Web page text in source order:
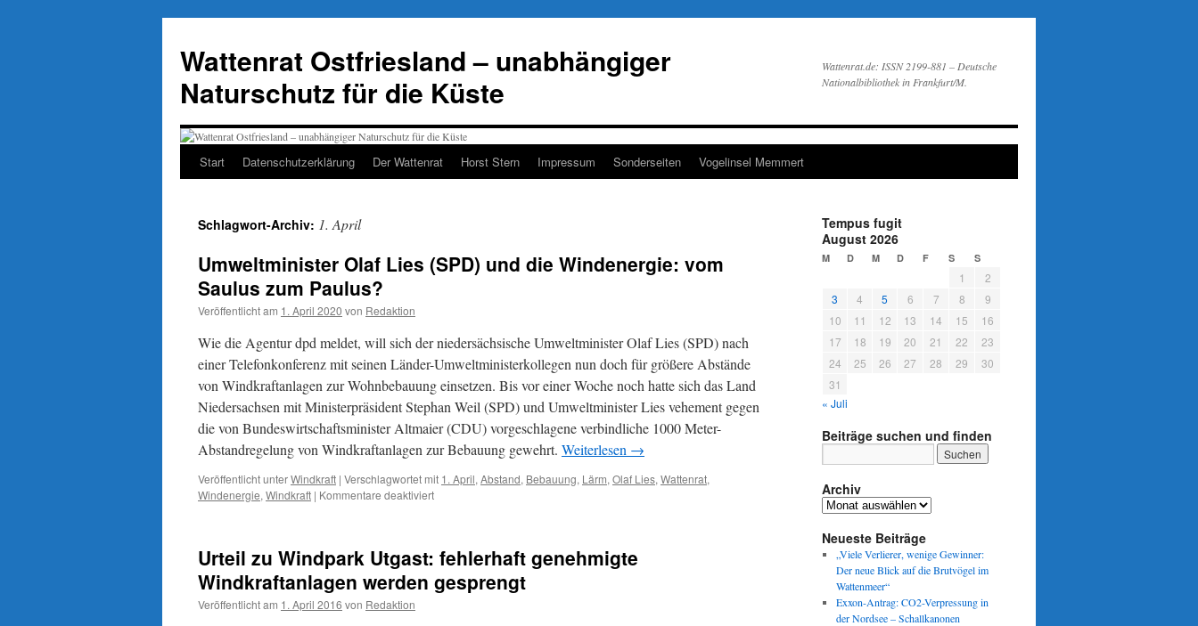
springen
Wattenrat Ostfriesland – unabhängiger
Naturschutz für die Küste
Wattenrat.de: ISSN 2199-881 – Deutsche
Nationalbibliothek in Frankfurt/M.
Start Datenschutzerklärung Der Wattenrat Horst Stern Impressum Sonderseiten Vogelinsel Memmert
Schlagwort-Archiv: 1. April
Umweltminister Olaf Lies (SPD) und die Windenergie: vom
Saulus zum Paulus?
Veröffentlicht am 1. April 2020 von Redaktion
Wie die Agentur dpd meldet, will sich der niedersächsische Umweltminister Olaf Lies (SPD) nach
einer Telefonkonferenz mit seinen Länder-Umweltministerkollegen nun doch für größere Abstände
von Windkraftanlagen zur Wohnbebauung einsetzen. Bis vor einer Woche noch hatte sich das Land
Niedersachsen mit Ministerpräsident Stephan Weil (SPD) und Umweltminister Lies vehement gegen
die von Bundeswirtschaftsminister Altmaier (CDU) vorgeschlagene verbindliche 1000 Meter-
Abstandregelung von Windkraftanlagen zur Bebauung gewehrt. Weiterlesen →
Veröffentlicht unterWindkraft | Verschlagwortet mit 1. April, Abstand, Bebauung, Lärm, Olaf Lies, Wattenrat,
Windenergie, Windkraft | Kommentare deaktiviertfür
(SPD)
die
Urteil zu Windpark Utgast: fehlerhaft genehmigte
Windkraftanlagen werden gesprengt
Veröffentlicht am 1. April 2016 von Redaktion
Tempus fugit
August 2026
M D M D F S S
1
2
3
4 5 6 7 8
9
10
11 12 13 14 15
16
17
18 19 20 21 22
23
24
25 26 27 28 29
30
31
« Juli
Beiträge suchen und finden
Archiv
Archiv
Neueste Beiträge
„Viele Verlierer, wenige Gewinner:
Der neue Blick auf die Brutvögel im
Wattenmeer“
Exxon-Antrag: CO2-Verpressung in
der Nordsee – Schallkanonen